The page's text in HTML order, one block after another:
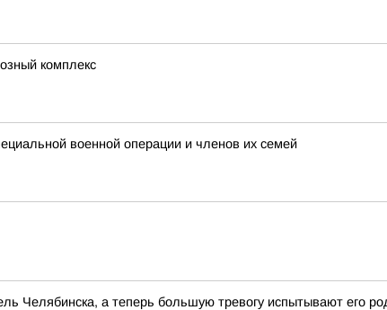
комплекс
военной операции и членов их семей
Челябинска, а теперь большую тревогу испытывают его